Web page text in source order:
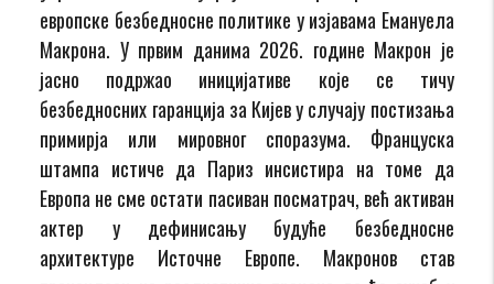
европске безбедносне политике у изјавама Емануела
Макрона. У првим данима 2026. године Макрон је
јасно подржао иницијативе које се тичу
безбедносних гаранција за Кијев у случају постизања
примирја или мировног споразума. Француска
штампа истиче да Париз инсистира на томе да
Европа не сме остати пасиван посматрач, већ активан
актер у дефинисању будуће безбедносне
архитектуре Источне Европе. Макронов став